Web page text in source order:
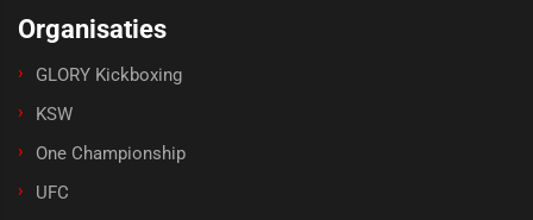
Organisaties
GLORY Kickboxing
KSW
One Championship
UFC